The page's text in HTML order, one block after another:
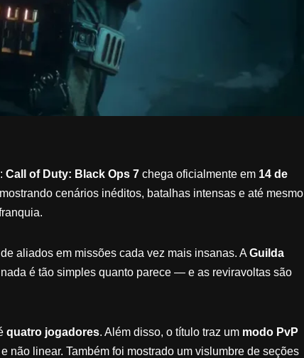
Call of Duty: Black Ops 7chega oficialmente em 14 de
cenários inéditos, batalhas intensas e até mesmo
aliados em missões cada vez mais insanas. A Guilda
é tão simples quanto parece — e as reviravoltas são
quatro jogadores. Além disso, o título traz um modo PvP
linear. Também foi mostrado um vislumbre de seções